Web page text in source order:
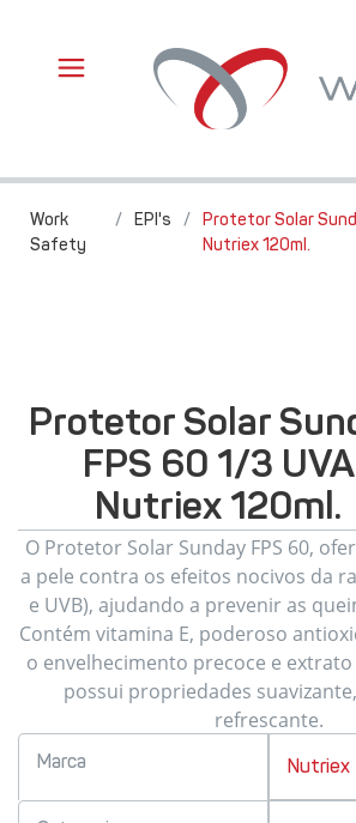
Work
Safety
/ EPI's /
Protetor Solar
Nutriex 120ml.
Protetor Solar
FPS 60 1/3 UVA
Nutriex 120ml.
O Protetor Solar Sunday FPS 60,
a pele contra os efeitos nocivos da
e UVB), ajudando a prevenir as
Contém vitamina E, poderoso
o envelhecimento precoce e
possui propriedades
refrescante.
Marca Nutriex